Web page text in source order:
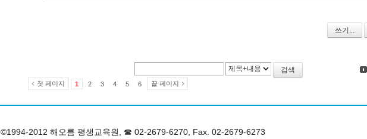
쓰기...
첫 페이지 1 2 3 4 5 6 끝 페이지
검색
©1994-2012 해오름 평생교육원, ☎ 02-2679-6270, Fax. 02-2679-6273